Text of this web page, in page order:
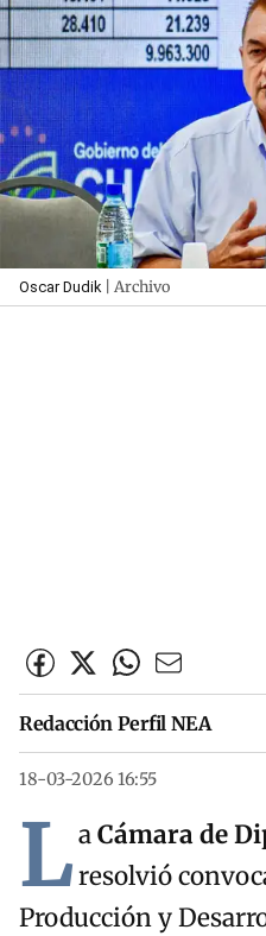
Oscar Dudik| Archivo
Redacción Perfil NEA
18-03-2026 16:55
LaCámara de
resolvió
Producción y